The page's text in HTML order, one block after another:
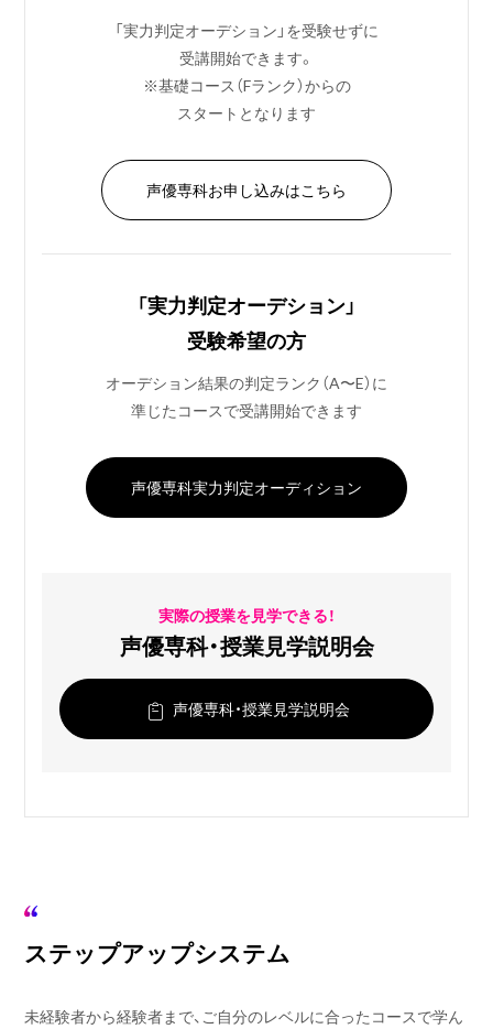
「実力判定オーデション」を受験せずに
受講開始できます。
※基礎コース（Fランク）からの
スタートとなります
声優専科お申し込みはこちら
「実力判定オーデション」
受験希望の方
オーデション結果の判定ランク（A〜E）に
準じたコースで受講開始できます
声優専科実力判定オーディション
実際の授業を見学できる！
声優専科・授業見学説明会
声優専科・授業見学説明会
ステップアップシステム
未経験者から経験者まで、ご自分のレベルに合ったコースで学ん